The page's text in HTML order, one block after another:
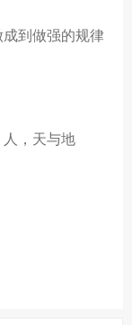
成到做强的规律
人，天与地